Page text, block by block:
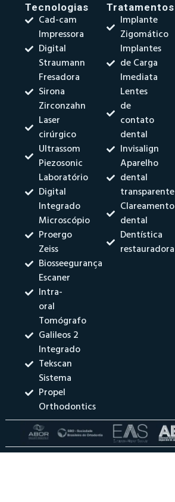
Tecnologias
Cad-cam
Impressora
Digital
Straumann
Fresadora
Sirona
Zirconzahn
Laser
cirúrgico
Ultrassom
Piezosonic
Laboratório
Digital
Integrado
Microscópio
Proergo
Zeiss
Biosseegurança
Escaner
Intra-
oral
Tomógrafo
Galileos 2
Integrado
Tekscan
Sistema
Propel
Orthodontics
Tratamentos
Implante
Zigomático
Implantes
de Carga
Imediata
Lentes
de
contato
dental
Invisalign
Aparelho
dental
transparente
Clareamento
dental
Dentística
restauradora